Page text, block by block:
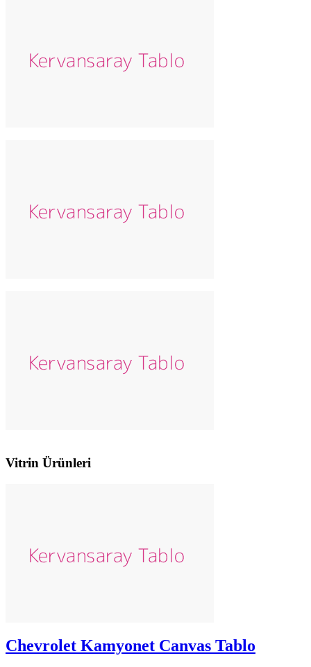
Vitrin Ürünleri
Chevrolet Kamyonet Canvas Tablo